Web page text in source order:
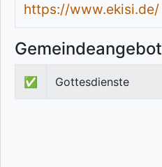
https://www.ekisi.de/
Gemeindeangebot
✅ Gottesdienste